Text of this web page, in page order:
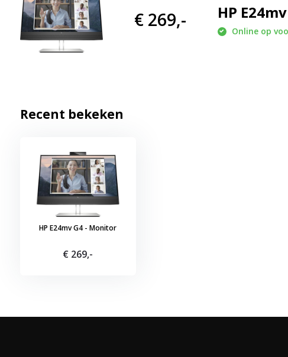
Veelzijdig aansluiten
Sluit eenvoudig je pc, laptop of andere apparaten aan via HDMI,
ingebouwde USB hub biedt extra gemak voor het aansluiten van een
23,8 inch Full HD scherm
Resolutie van 1920 x 1080
Reactietijd van 5 ms GtG met overdrive
gebruik.
HDMI, DisplayPort en VGA
USB hub: Sluit randapparatuur direct op de monitor aan.
Kies voor de HP E24mv G4 en geniet elke werkdag van een
€ 269,- HP
Online op
Recent bekeken
HP E24mv G4 - Monitor
€ 269,-